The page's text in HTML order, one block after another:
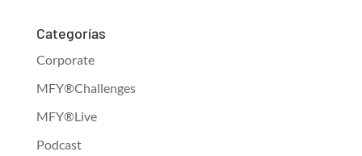
Categorías
Corporate
MFY®Challenges
MFY®Live
Podcast